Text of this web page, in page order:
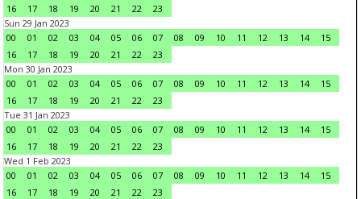
16
17 18 19 20 21 22
23
Sun 29 Jan 2023
00
01 02 03 04 05 06 07 08 09 10 11 12 13 14
15
16
17 18 19 20 21 22
23
Mon 30 Jan 2023
00
01 02 03 04 05 06 07 08 09 10 11 12 13 14
15
16
17 18 19 20 21 22
23
Tue 31 Jan 2023
00
01 02 03 04 05 06 07 08 09 10 11 12 13 14
15
16
17 18 19 20 21 22
23
Wed 1 Feb 2023
00
01 02 03 04 05 06 07 08 09 10 11 12 13 14
15
16
17 18 19 20 21 22
23